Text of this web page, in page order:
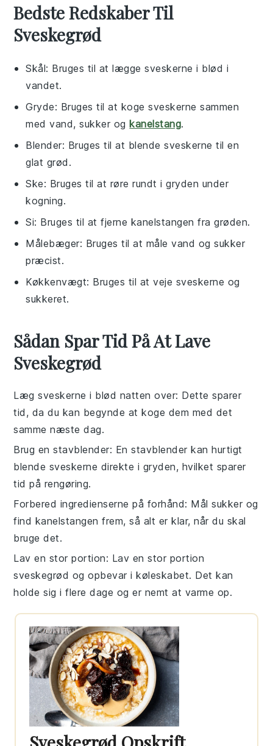
Bedste Redskaber Til
Sveskegrød
Skål: Bruges til at lægge sveskerne i blød i
vandet.
Gryde: Bruges til at koge sveskerne sammen
med vand, sukker ogkanelstang.
Blender: Bruges til at blende sveskerne til en
glat grød.
Ske: Bruges til at røre rundt i gryden under
kogning.
Si: Bruges til at fjerne kanelstangen fra grøden.
Målebæger: Bruges til at måle vand og sukker
præcist.
Køkkenvægt: Bruges til at veje sveskerne og
sukkeret.
Sådan Spar Tid På At Lave
Sveskegrød
Læg sveskerne i blød natten over: Dette sparer
tid, da du kan begynde at koge dem med det
samme næste dag.
Brug en stavblender: En stavblender kan hurtigt
blende sveskerne direkte i gryden, hvilket sparer
tid på rengøring.
Forbered ingredienserne på forhånd: Mål sukker og
find kanelstangen frem, så alt er klar, når du skal
bruge det.
Lav en stor portion: Lav en stor portion
sveskegrød og opbevar i køleskabet. Det kan
holde sig i flere dage og er nemt at varme op.